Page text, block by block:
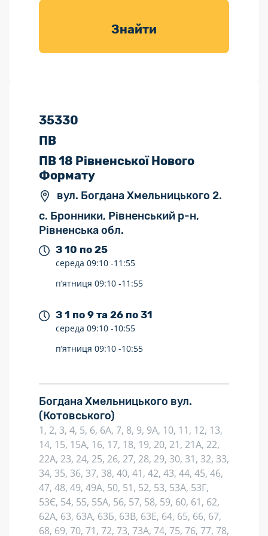
товарів для
Знайти
35330
ПВ
ПВ 18 Рівненської Нового
Формату
вул. Богдана Хмельницького 2.
с. Бронники, Рівненський р-н,
Рівненська обл.
З 10 по 25
середа 09:10 -11:55
п’ятниця 09:10 -11:55
З 1 по 9 та 26 по 31
середа 09:10 -10:55
п’ятниця 09:10 -10:55
Богдана Хмельницького вул.
(Котовського)
1, 2, 3, 4, 5, 6, 6А, 7, 8, 9, 9А, 10, 11, 12, 13,
14, 15, 15А, 16, 17, 18, 19, 20, 21, 21А, 22,
22А, 23, 24, 25, 26, 27, 28, 29, 30, 31, 32, 33,
34, 35, 36, 37, 38, 40, 41, 42, 43, 44, 45, 46,
47, 48, 49, 49А, 50, 51, 52, 53, 53А, 53Г,
53Є, 54, 55, 55А, 56, 57, 58, 59, 60, 61, 62,
62А, 63, 63А, 63Б, 63В, 63Е, 64, 65, 66, 67,
68, 69, 70, 71, 72, 73, 73А, 74, 75, 76, 77, 78,